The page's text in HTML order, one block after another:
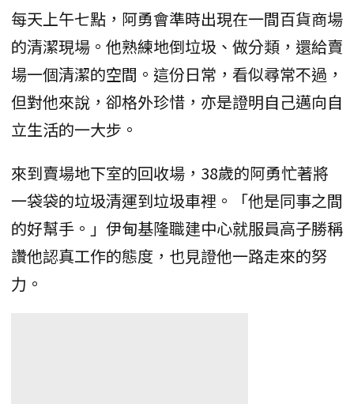
每天上午七點，阿勇會準時出現在一間百貨商場
的清潔現場。他熟練地倒垃圾、做分類，還給賣
場一個清潔的空間。這份日常，看似尋常不過，
但對他來說，卻格外珍惜，亦是證明自己邁向自
立生活的一大步。
來到賣場地下室的回收場，38歲的阿勇忙著將
一袋袋的垃圾清運到垃圾車裡。「他是同事之間
的好幫手。」伊甸基隆職建中心就服員高子勝稱
讚他認真工作的態度，也見證他一路走來的努
力。